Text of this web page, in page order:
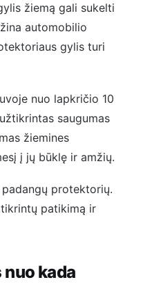
žiemą gali sukelti
automobilio
gylis turi
nuo lapkričio 10
saugumas
žiemines
į jų būklę ir amžių.
protektorių.
patikimą ir
kada